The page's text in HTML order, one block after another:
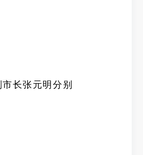
长张元明分别